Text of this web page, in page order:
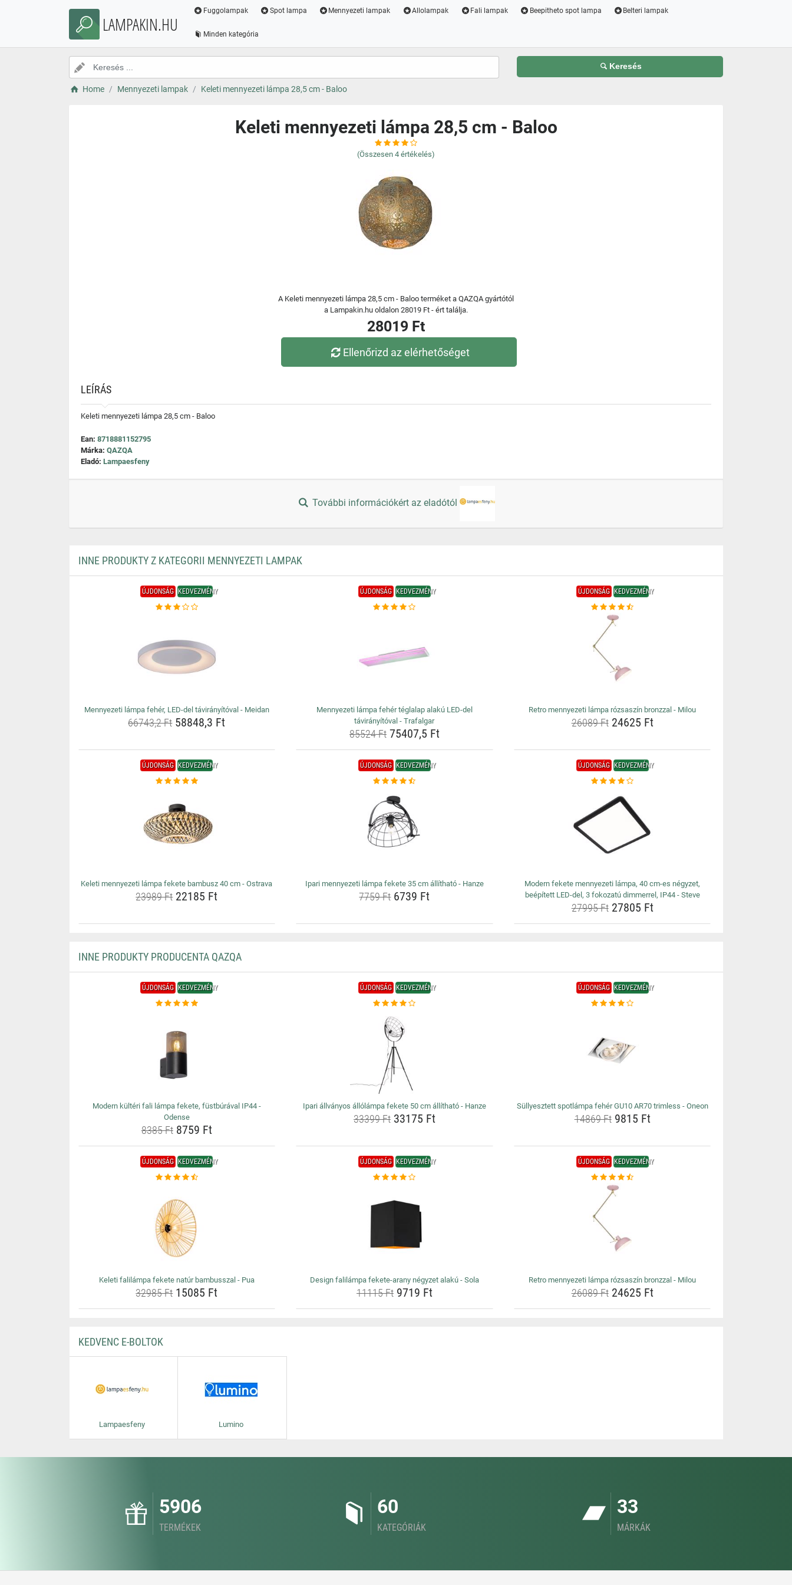
LAMPAKIN.HU
Fuggolampak Spot lampa Mennyezeti lampak Allolampak Fali lampak Beepitheto spot lampa Belteri lampak
Minden kategória
Keresés
Home Mennyezeti lampak Keleti mennyezeti lámpa 28,5 cm - Baloo
Keleti mennyezeti lámpa 28,5 cm - Baloo
(Összesen 4 értékelés)
A Keleti mennyezeti lámpa 28,5 cm - Baloo terméket a QAZQA gyártótól
a Lampakin.hu oldalon 28019 Ft - ért találja.
28019 Ft
Ellenőrizd az elérhetőséget
LEÍRÁS
Keleti mennyezeti lámpa 28,5 cm - Baloo
Ean: 8718881152795
Márka: QAZQA
Eladó: Lampaesfeny
További információkért az eladótól
INNE PRODUKTY Z KATEGORII MENNYEZETI LAMPAK
ÚJDONSÁG KEDVEZMÉNY
Mennyezeti lámpa fehér, LED-del távirányítóval - Meidan
66743,2 Ft58848,3 Ft
ÚJDONSÁG KEDVEZMÉNY
Mennyezeti lámpa fehér téglalap alakú LED-del
távirányítóval - Trafalgar
85524 Ft75407,5 Ft
ÚJDONSÁG KEDVEZMÉNY
Retro mennyezeti lámpa rózsaszín bronzzal - Milou
26089 Ft24625 Ft
ÚJDONSÁG KEDVEZMÉNY
Keleti mennyezeti lámpa fekete bambusz 40 cm - Ostrava
23989 Ft22185 Ft
ÚJDONSÁG KEDVEZMÉNY
Ipari mennyezeti lámpa fekete 35 cm állítható - Hanze
7759 Ft6739 Ft
ÚJDONSÁG KEDVEZMÉNY
Modern fekete mennyezeti lámpa, 40 cm-es négyzet,
beépített LED-del, 3 fokozatú dimmerrel, IP44 - Steve
27995 Ft27805 Ft
INNE PRODUKTY PRODUCENTA QAZQA
ÚJDONSÁG KEDVEZMÉNY
Modern kültéri fali lámpa fekete, füstbúrával IP44 -
Odense
8385 Ft8759 Ft
ÚJDONSÁG KEDVEZMÉNY
Ipari állványos állólámpa fekete 50 cm állítható - Hanze
33399 Ft33175 Ft
ÚJDONSÁG KEDVEZMÉNY
Süllyesztett spotlámpa fehér GU10 AR70 trimless - Oneon
14869 Ft9815 Ft
ÚJDONSÁG KEDVEZMÉNY
Keleti falilámpa fekete natúr bambusszal - Pua
32985 Ft15085 Ft
ÚJDONSÁG KEDVEZMÉNY
Design falilámpa fekete-arany négyzet alakú - Sola
11115 Ft9719 Ft
ÚJDONSÁG KEDVEZMÉNY
Retro mennyezeti lámpa rózsaszín bronzzal - Milou
26089 Ft24625 Ft
KEDVENC E-BOLTOK
Lampaesfeny Lumino
5906
TERMÉKEK
60
KATEGÓRIÁK
33
MÁRKÁK